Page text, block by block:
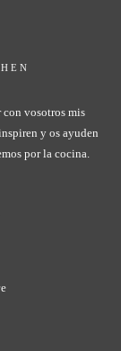
con vosotros mis
y os ayuden
por la cocina.